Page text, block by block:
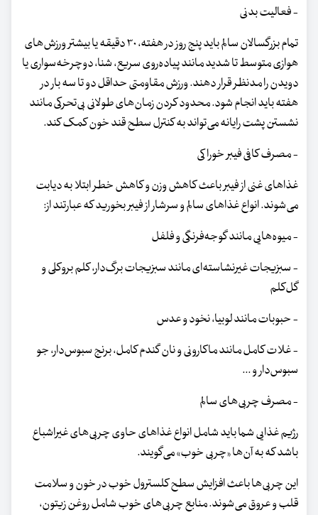
- فعالیت بدنی
تمام بزرگسالان سالم باید پنج روز در هفته، ۳۰ دقیقه یا بیشتر ورزش‌های
هوازی متوسط ​​تا شدید مانند پیاده‌روی سریع، شنا، دوچرخه‌سواری یا
دویدن را مدنظر قرار دهند. ورزش مقاومتی حداقل دو تا سه بار در
هفته باید انجام شود. محدود کردن زمان‌های طولانی بی‌تحرکی مانند
نشستن پشت رایانه می‌تواند به کنترل سطح قند خون کمک کند.
- مصرف کافی فیبر خوراکی
غذاهای غنی از فیبر باعث کاهش وزن و کاهش خطر ابتلا به دیابت
می‌شوند. انواع غذاهای سالم و سرشار از فیبر بخورید که عبارتند از:
- میوه‌هایی مانند گوجه‌فرنگی و فلفل
- سبزیجات غیرنشاسته‌ای مانند سبزیجات برگ‌دار، کلم بروکلی و
گل‌کلم
- حبوبات مانند لوبیا، نخود و عدس
- غلات کامل مانند ماکارونی و نان گندم کامل، برنج سبوس‌دار، جو
سبوس‌دار و ...
- مصرف چربی‌های سالم
رژیم غذایی شما باید شامل انواع غذاهای حاوی چربی‌های غیراشباع
باشد که به آن‌ها «چربی خوب» می‌گویند.
این چربی‌ها باعث افزایش سطح کلسترول خوب در خون و سلامت
قلب‌ و عروق می‌شوند. منابع چربی‌های خوب شامل روغن زیتون،